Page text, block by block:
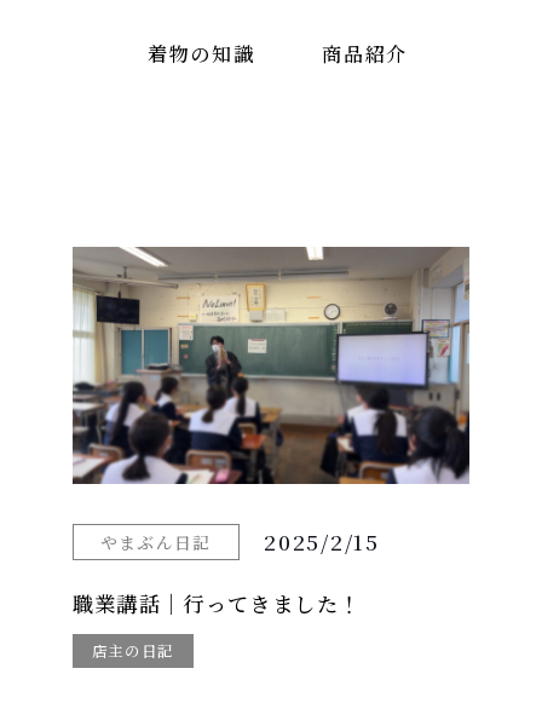
着物の知識 商品紹介
やまぶん日記 2025/2/15
職業講話｜行ってきました！
店主の日記